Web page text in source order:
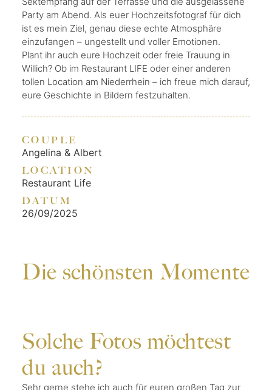
Party am Abend. Als euer Hochzeitsfotograf für dich
ist es mein Ziel, genau diese echte Atmosphäre
einzufangen – ungestellt und voller Emotionen.
Plant ihr auch eure Hochzeit oder freie Trauung in
Willich? Ob im Restaurant LIFE oder einer anderen
tollen Location am Niederrhein – ich freue mich darauf,
eure Geschichte in Bildern festzuhalten.
COUPLE
Angelina & Albert
LOCATION
Restaurant Life
DATUM
26/09/2025
Die schönsten Momente
Solche Fotos möchtest
du auch?
Sehr gerne stehe ich auch für euren großen Tag zur